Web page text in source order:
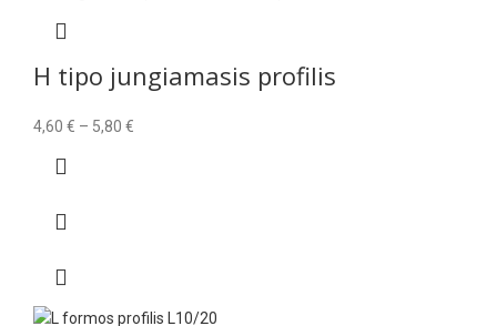
H tipo jungiamasis profilis
4,60 € – 5,80 €